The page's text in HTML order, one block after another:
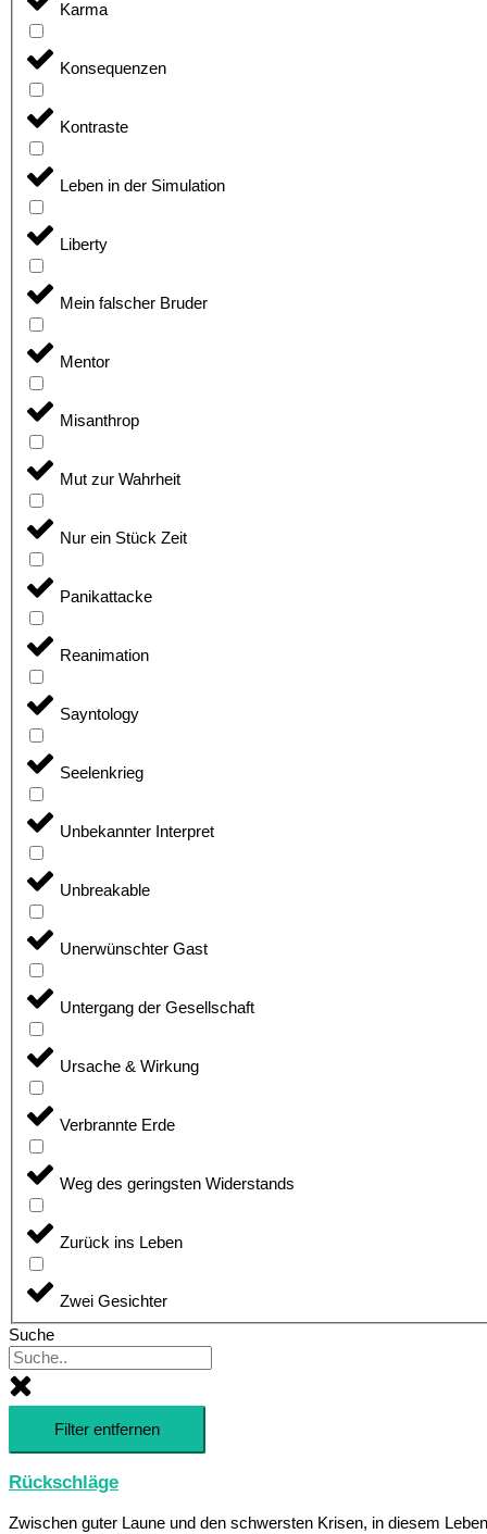
Karma
Konsequenzen
Kontraste
Leben in der Simulation
Liberty
Mein falscher Bruder
Mentor
Misanthrop
Mut zur Wahrheit
Nur ein Stück Zeit
Panikattacke
Reanimation
Sayntology
Seelenkrieg
Unbekannter Interpret
Unbreakable
Unerwünschter Gast
Untergang der Gesellschaft
Ursache & Wirkung
Verbrannte Erde
Weg des geringsten Widerstands
Zurück ins Leben
Zwei Gesichter
Suche
Filter entfernen
Rückschläge
Zwischen guter Laune und den schwersten Krisen, in diesem Leben